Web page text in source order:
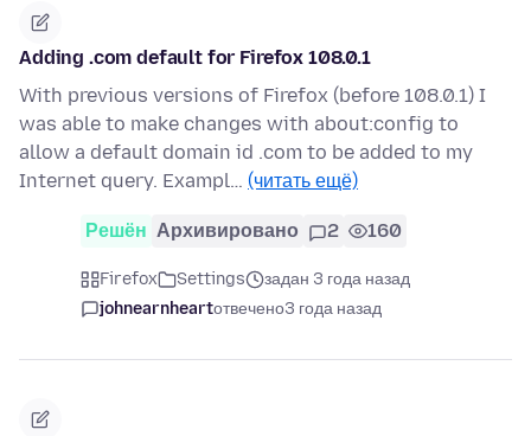
Adding .com default for Firefox 108.0.1
With previous versions of Firefox (before 108.0.1) I
was able to make changes with about:config to
allow a default domain id .com to be added to my
Internet query. Exampl… (читать ещё)
Решён Архивировано 2 160
Firefox Settings
задан 3 года назад
johnearnheartотвечено3 года назад